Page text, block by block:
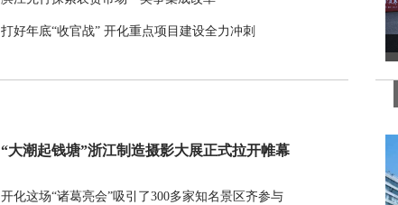
打好年底“收官战” 开化重点项目建设全力冲刺
“大潮起钱塘”浙江制造摄影大展正式拉开帷幕
开化这场“诸葛亮会”吸引了300多家知名景区齐参与